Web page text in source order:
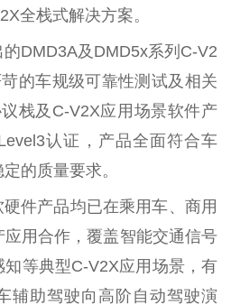
全栈式解决方案。
DMD3A及DMD5x系列C-V2
的车规级可靠性测试及相关
栈及C-V2X应用场景软件产
认证，产品全面符合车
的质量要求。
硬件产品均已在乘用车、商用
用合作，覆盖智能交通信号
等典型C-V2X应用场景，有
辅助驾驶向高阶自动驾驶演